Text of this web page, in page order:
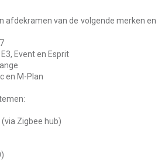
afdekramen van de volgende merken en
Event en Esprit
en M-Plan
Zigbee hub)